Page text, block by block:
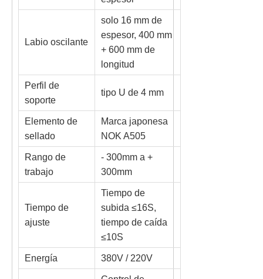
Labio oscilante
solo 16 mm de
espesor, 400 mm
+ 600 mm de
longitud
Perfil de
soporte
tipo U de 4 mm
Elemento de
sellado
Marca japonesa
NOK A505
Rango de
trabajo
- 300mm a +
300mm
Tiempo de
ajuste
Tiempo de
subida ≤16S,
tiempo de caída
≤10S
Energía 380V / 220V